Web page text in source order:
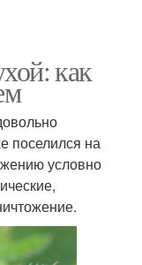
как
поселился на
условно